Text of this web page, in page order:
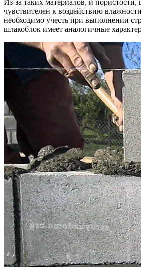
Из-за таких материалов, и пористости,
чувствителен к воздействию
необходимо учесть при выполнении
шлакоблок имеет аналогичные